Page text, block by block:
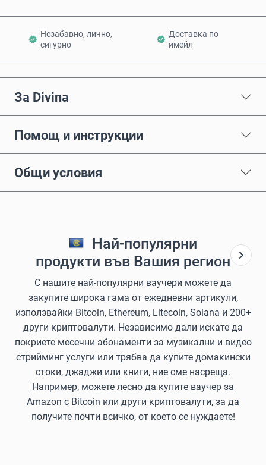
Незабавно, лично,
сигурно
Доставка по
имейл
За Divina
Помощ и инструкции
Общи условия
Най-популярни
продукти във Вашия регион
С нашите най-популярни ваучери можете да
закупите широка гама от ежедневни артикули,
използвайки Bitcoin, Ethereum, Litecoin, Solana и 200+
други криптовалути. Независимо дали искате да
покриете месечни абонаменти за музикални и видео
стрийминг услуги или трябва да купите домакински
стоки, джаджи или книги, ние сме насреща.
Например, можете лесно да купите ваучер за
Amazon с Bitcoin или други криптовалути, за да
получите почти всичко, от което се нуждаете!